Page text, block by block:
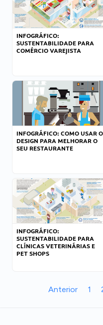
INFOGRÁFICO:
SUSTENTABILIDADE PARA
COMÉRCIO VAREJISTA
INFOGRÁFICO: COMO USAR O
DESIGN PARA MELHORAR O
SEU RESTAURANTE
INFOGRÁFICO:
SUSTENTABILIDADE PARA
CLÍNICAS VETERINÁRIAS E
PET SHOPS
Anterior 1